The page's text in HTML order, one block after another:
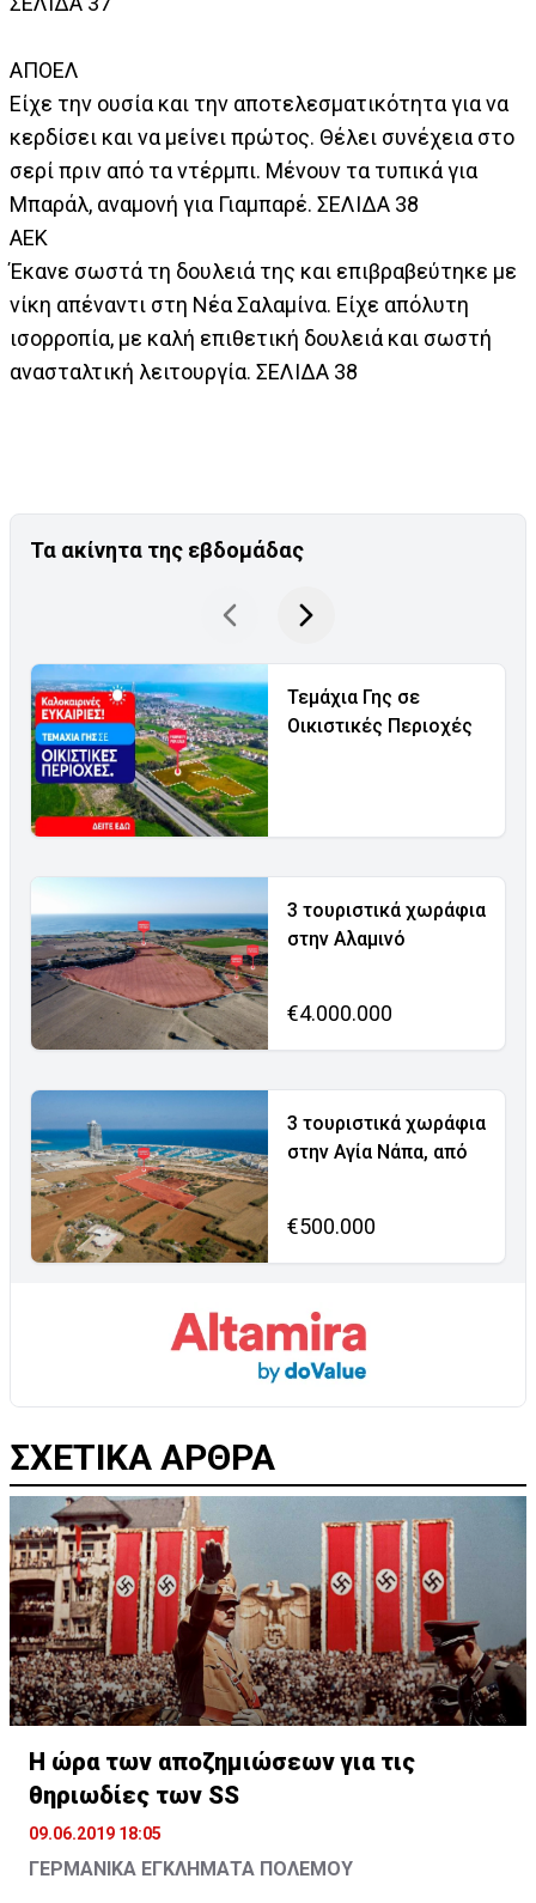
ΑΠΟΕΛ
Είχε την ουσία και την αποτελεσματικότητα για να
κερδίσει και να μείνει πρώτος. Θέλει συνέχεια στο
σερί πριν από τα ντέρμπι. Μένουν τα τυπικά για
Μπαράλ, αναμονή για Γιαμπαρέ. ΣΕΛΙΔΑ 38
ΑΕΚ
Έκανε σωστά τη δουλειά της και επιβραβεύτηκε με
νίκη απέναντι στη Νέα Σαλαμίνα. Είχε απόλυτη
ισορροπία, με καλή επιθετική δουλειά και σωστή
ανασταλτική λειτουργία. ΣΕΛΙΔΑ 38
Τα ακίνητα της εβδομάδας
Τεμάχια Γης σε
Οικιστικές Περιοχές
3 τουριστικά χωράφια
στην Αλαμινό
€4.000.000
3 τουριστικά χωράφια
στην Αγία Νάπα, από
€500.000
ΣΧΕΤΙΚΑ ΑΡΘΡΑ
Η ώρα των αποζημιώσεων για τις
θηριωδίες των SS
09.06.2019 18:05
ΓΕΡΜΑΝΙΚΑ ΕΓΚΛΗΜΑΤΑ ΠΟΛΕΜΟΥ